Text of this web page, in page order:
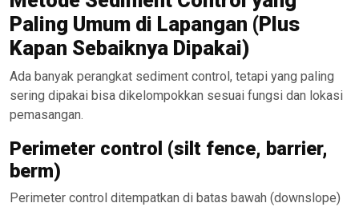
Paling Umum di Lapangan (Plus
Kapan Sebaiknya Dipakai)
Ada banyak perangkat sediment control, tetapi yang paling
sering dipakai bisa dikelompokkan sesuai fungsi dan lokasi
pemasangan.
Perimeter control (silt fence, barrier,
berm)
Perimeter control ditempatkan di batas bawah (downslope)